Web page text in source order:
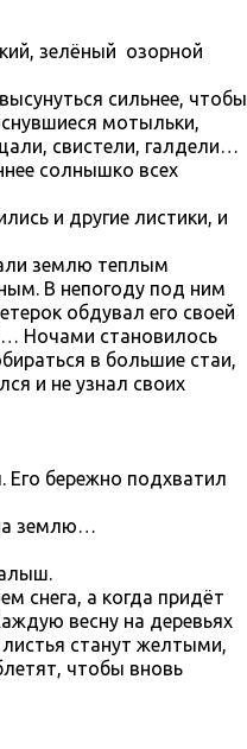
зелёный озорной
сильнее, чтобы
мотыльки,
свистели, галдели…
солнышко всех
и другие листики, и
землю теплым
В непогоду под ним
обдувал его своей
Ночами становилось
в большие стаи,
и не узнал своих
Его бережно подхватил
землю…
снега, а когда придёт
весну на деревьях
листья станут желтыми,
чтобы вновь